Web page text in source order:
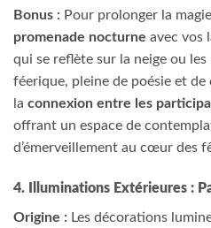
Bonus : Pour prolonger la
promenade nocturne avec vos
qui se reflète sur la neige ou
féerique, pleine de poésie et
la connexion entre les
offrant un espace de
d’émerveillement au cœur des
4. Illuminations Extérieures :
Origine : Les décorations